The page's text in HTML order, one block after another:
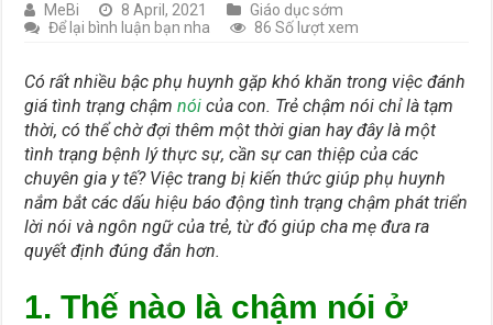
MeBi 8 April, 2021
Giáo dục sớm
Để lại bình luận bạn nha
86 Số lượt xem
Có rất nhiều bậc phụ huynh gặp khó khăn trong việc đánh
giá tình trạng chậmnói của con. Trẻ chậm nói chỉ là tạm
thời, có thể chờ đợi thêm một thời gian hay đây là một
tình trạng bệnh lý thực sự, cần sự can thiệp của các
chuyên gia y tế? Việc trang bị kiến thức giúp phụ huynh
nắm bắt các dấu hiệu báo động tình trạng chậm phát triển
lời nói và ngôn ngữ của trẻ, từ đó giúp cha mẹ đưa ra
quyết định đúng đắn hơn.
1. Thế nào là chậm nói ở